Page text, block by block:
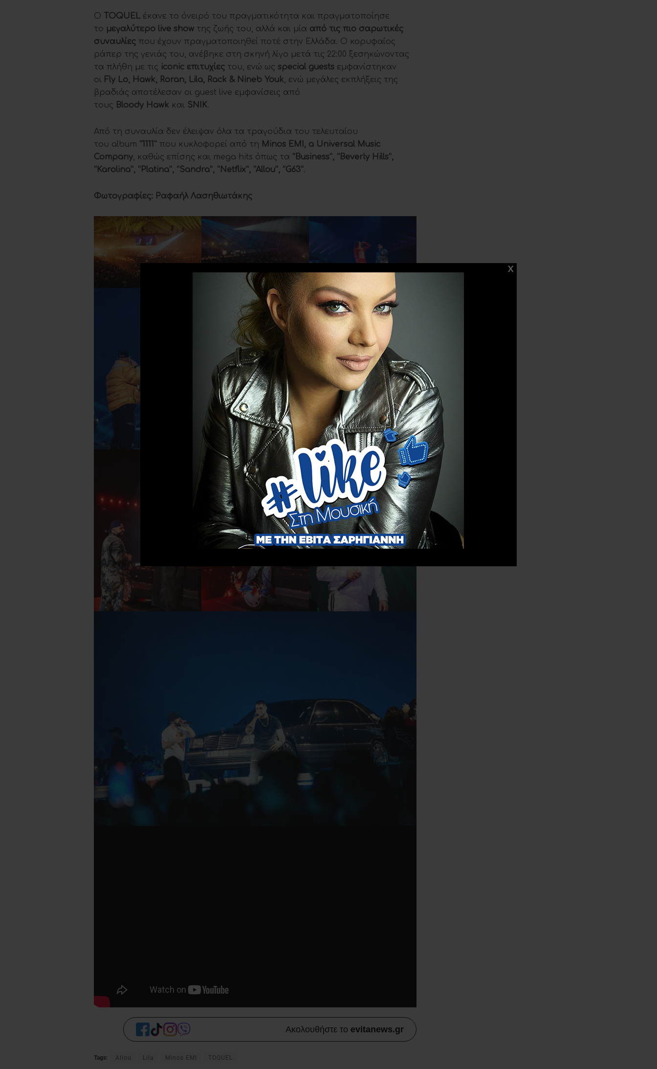
Ο TOQUEL έκανε το όνειρό του πραγματικότητα και πραγματοποίησε
το μεγαλύτερο live show της ζωής του, αλλά και μία από τις πιο σαρωτικές
συναυλίες που έχουν πραγματοποιηθεί ποτέ στην Ελλάδα. Ο κορυφαίος
ράπερ της γενιάς του, ανέβηκε στη σκηνή λίγο μετά τις 22:00 ξεσηκώνοντας
τα πλήθη με τις iconic επιτυχίες του, ενώ ως special guests εμφανίστηκαν
οι Fly Lo, Hawk, Roran, Lila, Rack & Nineb Youk, ενώ μεγάλες εκπλήξεις της
βραδιάς αποτέλεσαν οι guest live εμφανίσεις από
τους Bloody Hawk και SNIK.
Από τη συναυλία δεν έλειψαν όλα τα τραγούδια του τελευταίου
του album “1111” που κυκλοφορεί από τη Minos EMI , a Universal Music
Company, καθώς επίσης και mega hits όπως τα “ Business”, “ Beverly Hills”,
“ Karolina”, “ Platina”, “Sandra”, “ Netflix”, “Allou”, “G63”.
Φωτογραφίες: Ραφαήλ Λασηθιωτάκης
Ακολουθήστε το evitanews.gr
Tags: Allou Lila Minos EMI TOQUEL